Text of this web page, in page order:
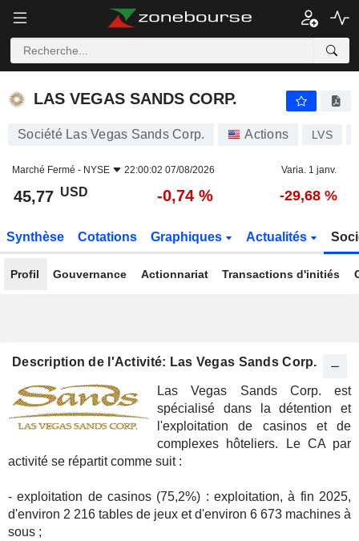
LAS VEGAS SANDS CORP.
LAS VEGAS SANDS CORP.
Société Las Vegas Sands Corp. Actions LVS
Marché Fermé - NYSE 22:00:02 07/08/2026 Varia. 1 janv.
45,77 USD -0,74 % -29,68 %
Synthèse Cotations Graphiques Actualités
Profil Gouvernance Actionnariat Transactions d'initiés
Description de l'Activité: Las Vegas Sands Corp.
Las Vegas Sands Corp. est
spécialisé dans la détention et
l'exploitation de casinos et de
complexes hôteliers. Le CA par
activité se répartit comme suit :
- exploitation de casinos (75,2%) : exploitation, à fin 2025,
d'environ 2 216 tables de jeux et d'environ 6 673 machines à
sous ;